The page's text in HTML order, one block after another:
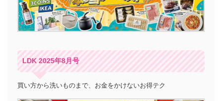
LDK 2025年8月号
買い方から洗いものまで、お金をかけないお得テク